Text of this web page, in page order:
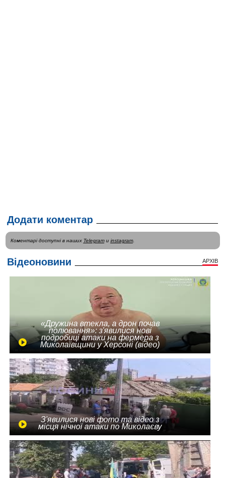
Додати коментар
Коментарі доступні в наших Telegramи instagram.
Відеоновини АРХІВ
«Дружина втекла, а дрон почав
полювання»: з'явилися нові
подробиці атаки на фермера з
Миколаївщини у Херсоні (відео)
З'явилися нові фото та відео з
місця нічної атаки по Миколаєву